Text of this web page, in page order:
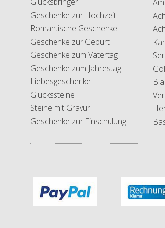
Geschenke zur Hochzeit
Romantische Geschenke
Geschenke zur Geburt
Geschenke zum Vatertag
Geschenke zum Jahrestag
Liebesgeschenke
Glückssteine
Steine mit Gravur
Geschenke zur Einschulung